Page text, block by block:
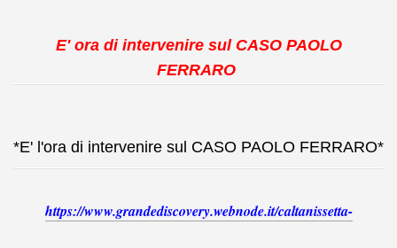
E' ora di intervenire sul CASO PAOLO
FERRARO
*E' l'ora di intervenire sul CASO PAOLO FERRARO*
https://www.grandediscovery.webnode.it/caltanissetta-